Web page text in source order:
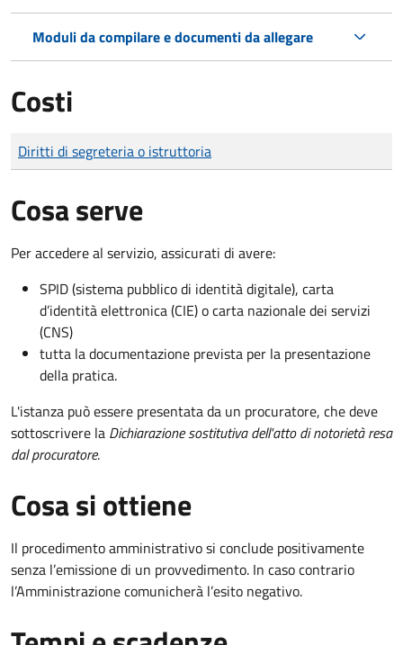
Moduli da compilare e documenti da allegare
Costi
Tipo di pagamento
Importo
Diritti di segreteria o istruttoria
Cosa serve
Per accedere al servizio, assicurati di avere:
SPID (sistema pubblico di identità digitale), carta
d’identità elettronica (CIE) o carta nazionale dei servizi
(CNS)
tutta la documentazione prevista per la presentazione
della pratica.
L'istanza può essere presentata da un procuratore, che deve
sottoscrivere la Dichiarazione sostitutiva dell'atto di notorietà resa
dal procuratore.
Cosa si ottiene
Il procedimento amministrativo si conclude positivamente
senza l’emissione di un provvedimento. In caso contrario
l’Amministrazione comunicherà l’esito negativo.